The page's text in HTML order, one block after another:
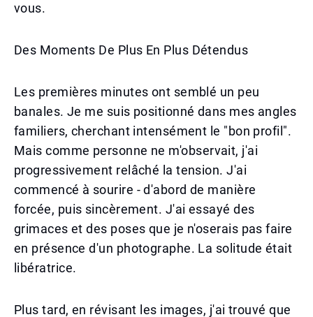
vous.
Des Moments De Plus En Plus Détendus
Les premières minutes ont semblé un peu
banales. Je me suis positionné dans mes angles
familiers, cherchant intensément le "bon profil".
Mais comme personne ne m'observait, j'ai
progressivement relâché la tension. J'ai
commencé à sourire - d'abord de manière
forcée, puis sincèrement. J'ai essayé des
grimaces et des poses que je n'oserais pas faire
en présence d'un photographe. La solitude était
libératrice.
Plus tard, en révisant les images, j'ai trouvé que